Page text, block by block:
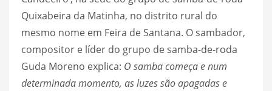
Quixabeira da Matinha, no distrito rural do
mesmo nome em Feira de Santana. O sambador,
compositor e líder do grupo de samba-de-roda
Guda Moreno explica: O samba começa e num
determinada momento, as luzes são apagadas e